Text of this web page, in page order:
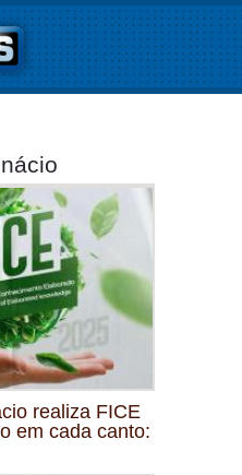
realiza FICE
em cada canto: